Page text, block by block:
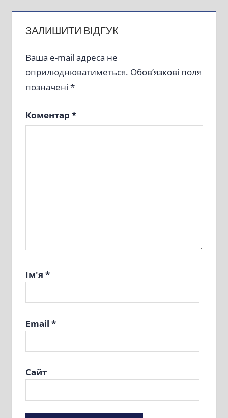
ЗАЛИШИТИ ВІДГУК
Ваша e-mail адреса не
оприлюднюватиметься. Обов’язкові поля
позначені *
Коментар *
Ім'я *
Email *
Сайт